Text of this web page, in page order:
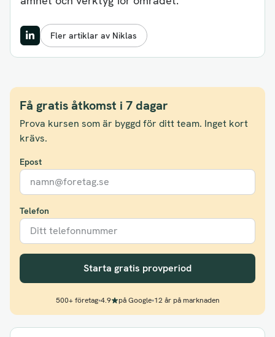
Fler artiklar av Niklas
Få gratis åtkomst i 7 dagar
Prova kursen som är byggd för ditt team. Inget kort
krävs.
Epost
Telefon
Starta gratis provperiod
500+ företag•4.9 på Google•12 år på marknaden